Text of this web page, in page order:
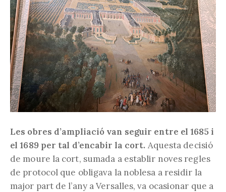
Les obres d’ampliació van seguir entre el 1685 i
el 1689 per tal d’encabir la cort. Aquesta decisió
de moure la cort, sumada a establir noves regles
de protocol que obligava la noblesa a residir la
major part de l’any a Versalles, va ocasionar que a